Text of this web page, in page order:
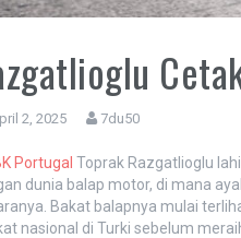
2, 2025 7du50
Portugal Toprak Razgatlioglu
dunia balap motor, di mana
Bakat balapnya mulai
nasional di Turki sebelum